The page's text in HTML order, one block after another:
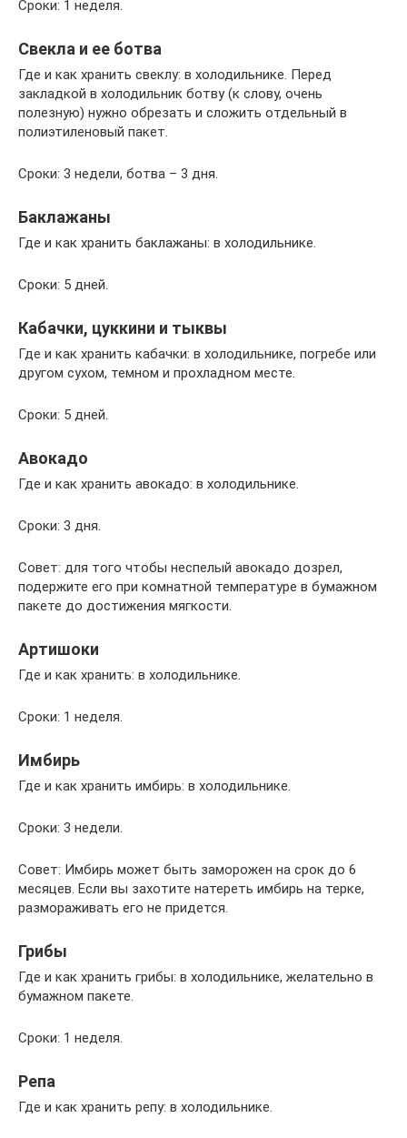
Сроки: 1 неделя.
Свекла и ее ботва
Где и как хранить свеклу: в холодильнике. Перед
закладкой в холодильник ботву (к слову, очень
полезную) нужно обрезать и сложить отдельный в
полиэтиленовый пакет.
Сроки: 3 недели, ботва – 3 дня.
Баклажаны
Где и как хранить баклажаны: в холодильнике.
Сроки: 5 дней.
Кабачки, цуккини и тыквы
Где и как хранить кабачки: в холодильнике, погребе или
другом сухом, темном и прохладном месте.
Сроки: 5 дней.
Авокадо
Где и как хранить авокадо: в холодильнике.
Сроки: 3 дня.
Совет: для того чтобы неспелый авокадо дозрел,
подержите его при комнатной температуре в бумажном
пакете до достижения мягкости.
Артишоки
Где и как хранить: в холодильнике.
Сроки: 1 неделя.
Имбирь
Где и как хранить имбирь: в холодильнике.
Сроки: 3 недели.
Совет: Имбирь может быть заморожен на срок до 6
месяцев. Если вы захотите натереть имбирь на терке,
размораживать его не придется.
Грибы
Где и как хранить грибы: в холодильнике, желательно в
бумажном пакете.
Сроки: 1 неделя.
Репа
Где и как хранить репу: в холодильнике.